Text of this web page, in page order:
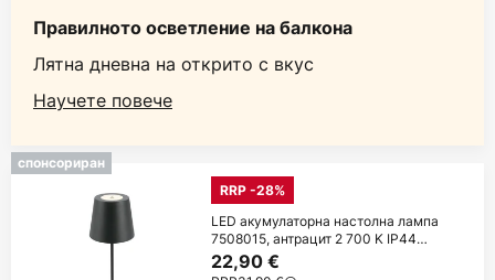
Правилното осветление на балкона
Лятна дневна на открито с вкус
Научете повече
спонсориран
RRP -28%
LED акумулаторна настолна лампа
7508015, антрацит 2 700 K IP44
Touchdim
22,90 €